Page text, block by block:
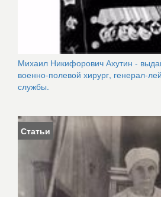
Михаил Никифорович Ахутин -
военно-полевой хирург, генерал-
службы.
Статьи